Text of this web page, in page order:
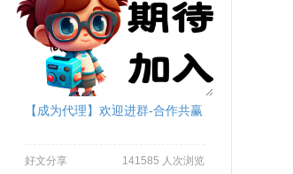
【成为代理】欢迎进群-合作共赢
好文分享 141585 人次浏览